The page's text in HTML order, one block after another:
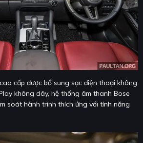
cấp được bổ sung sạc điện thoại không
không dây, hệ thống âm thanh Bose
soát hành trình thích ứng với tính năng